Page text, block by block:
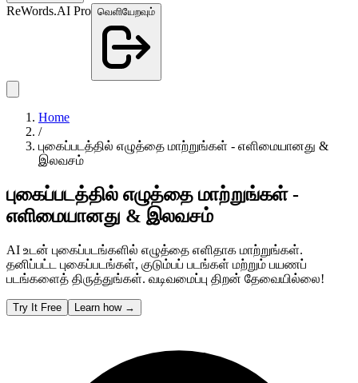
ReWords.AI Pro வெளியேறவும்
Home
/
புகைப்படத்தில் எழுத்தை மாற்றுங்கள் - எளிமையானது &
இலவசம்
புகைப்படத்தில் எழுத்தை மாற்றுங்கள் -
எளிமையானது & இலவசம்
AI உடன் புகைப்படங்களில் எழுத்தை எளிதாக மாற்றுங்கள்.
தனிப்பட்ட புகைப்படங்கள், குடும்பப் படங்கள் மற்றும் பயணப்
படங்களைத் திருத்துங்கள். வடிவமைப்பு திறன் தேவையில்லை!
Try It Free Learn how →